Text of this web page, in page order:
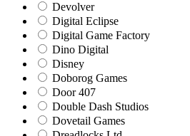
Devolver
Digital Eclipse
Digital Game Factory
Dino Digital
Disney
Doborog Games
Door 407
Double Dash Studios
Dovetail Games